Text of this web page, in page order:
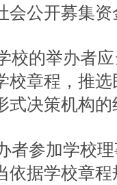
会公开募集
举办者应
校章程，推
式决策机构
参加学校理
依据学校章